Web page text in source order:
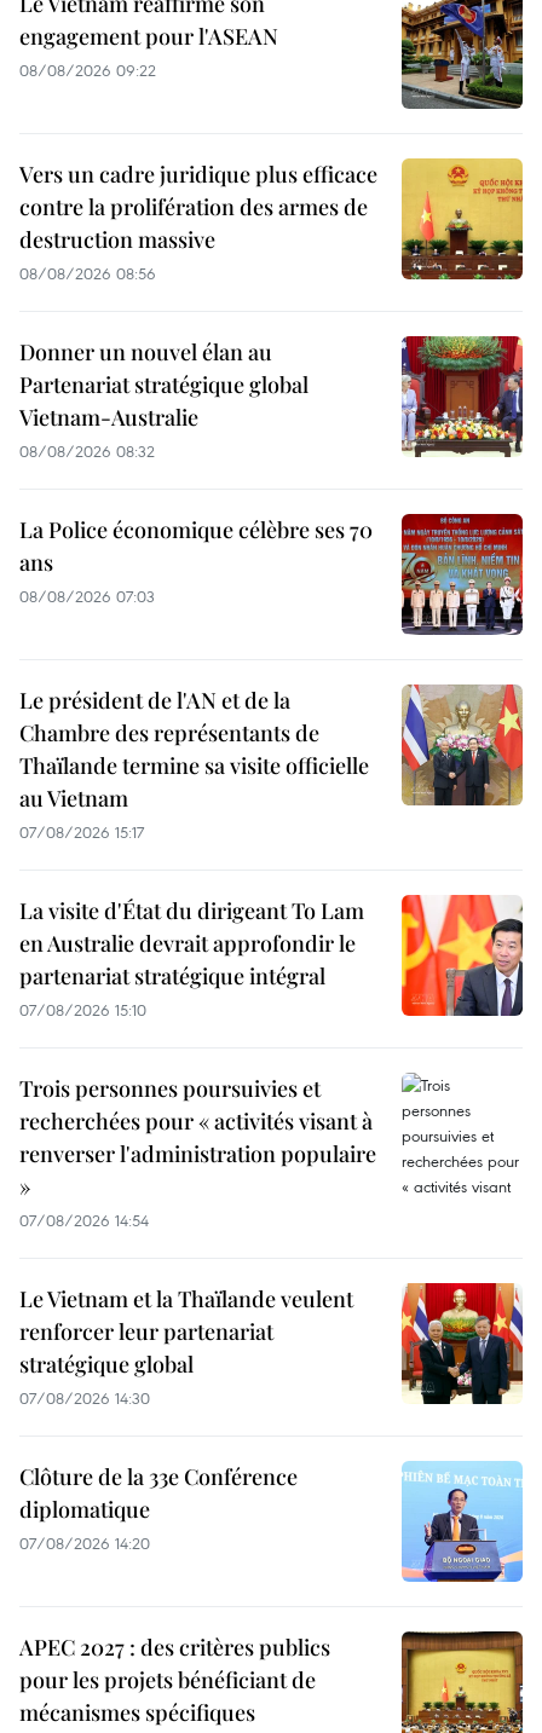
engagement pour l'ASEAN
08/08/2026 09:22
Vers un cadre juridique plus efficace
contre la prolifération des armes de
destruction massive
08/08/2026 08:56
Donner un nouvel élan au
Partenariat stratégique global
Vietnam-Australie
08/08/2026 08:32
La Police économique célèbre ses 70
ans
08/08/2026 07:03
Le président de l'AN et de la
Chambre des représentants de
Thaïlande termine sa visite officielle
au Vietnam
07/08/2026 15:17
La visite d'État du dirigeant To Lam
en Australie devrait approfondir le
partenariat stratégique intégral
07/08/2026 15:10
Trois personnes poursuivies et
recherchées pour « activités visant à
renverser l'administration populaire
»
07/08/2026 14:54
Le Vietnam et la Thaïlande veulent
renforcer leur partenariat
stratégique global
07/08/2026 14:30
Clôture de la 33e Conférence
diplomatique
07/08/2026 14:20
APEC 2027 : des critères publics
pour les projets bénéficiant de
mécanismes spécifiques